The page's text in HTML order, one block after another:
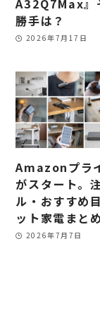
A32Q7Max』
勝手は？
2026年7月17日
Amazonプラ
がスタート。
ル・おすすめ
ット家電まとめ
2026年7月7日